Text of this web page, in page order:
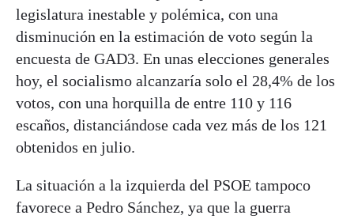
legislatura inestable y polémica, con una
disminución en la estimación de voto según la
encuesta de GAD3. En unas elecciones generales
hoy, el socialismo alcanzaría solo el 28,4% de los
votos, con una horquilla de entre 110 y 116
escaños, distanciándose cada vez más de los 121
obtenidos en julio.
La situación a la izquierda del PSOE tampoco
favorece a Pedro Sánchez, ya que la guerra